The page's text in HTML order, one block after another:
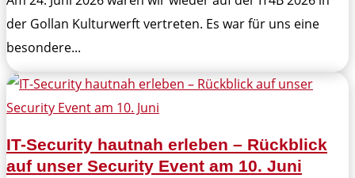
der Gollan Kulturwerft vertreten. Es war für uns eine
besondere...
IT-Security hautnah erleben – Rückblick
auf unser Security Event am 10. Juni